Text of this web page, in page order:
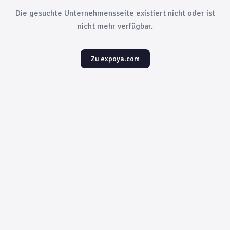
Die gesuchte Unternehmensseite existiert nicht oder ist
nicht mehr verfügbar.
Zu expoya.com